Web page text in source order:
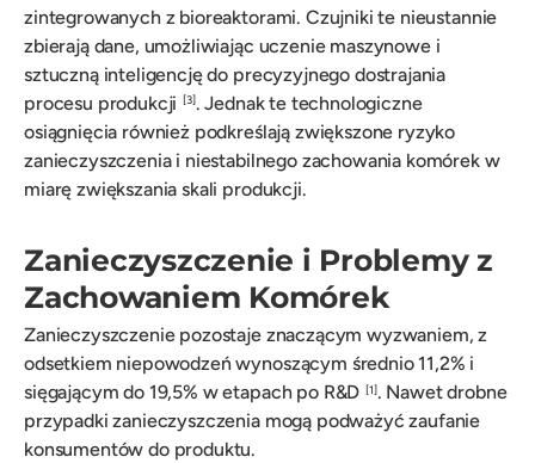
zintegrowanych z bioreaktorami. Czujniki te nieustannie
zbierają dane, umożliwiając uczenie maszynowe i
sztuczną inteligencję do precyzyjnego dostrajania
procesu produkcji
[3]. Jednak te technologiczne
osiągnięcia również podkreślają zwiększone ryzyko
zanieczyszczenia i niestabilnego zachowania komórek w
miarę zwiększania skali produkcji.
Zanieczyszczenie i Problemy z
Zachowaniem Komórek
Zanieczyszczenie pozostaje znaczącym wyzwaniem, z
odsetkiem niepowodzeń wynoszącym średnio 11,2% i
sięgającym do 19,5% w etapach po R&D
[1]. Nawet drobne
przypadki zanieczyszczenia mogą podważyć zaufanie
konsumentów do produktu.